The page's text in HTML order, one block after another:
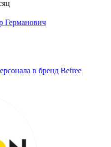
Германович
в бренд Befree